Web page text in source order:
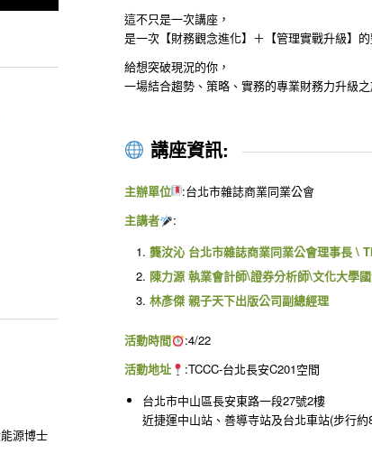
源博士
這不只是一次講座，
是一次【財務觀念進化】＋【管理實戰升級】的
給想突破現況的你，
一場結合趨勢、策略、實務的專業財務力升級之
講座資訊:
主辦單位
:台北市雜誌商業同業公會
主講者
:
龔汝沁 台北市雜誌商業同業公會理事長 \
陳力源 執業會計師\證券分析師\文化大學
林彥傑 親子天下出版公司副總經理
活動時間
:4/22
活動地址
:TCCC-台北長安C201空間
台北市中山區長安東路一段27號2樓
近捷運中山站、善導寺站及台北車站(步行約